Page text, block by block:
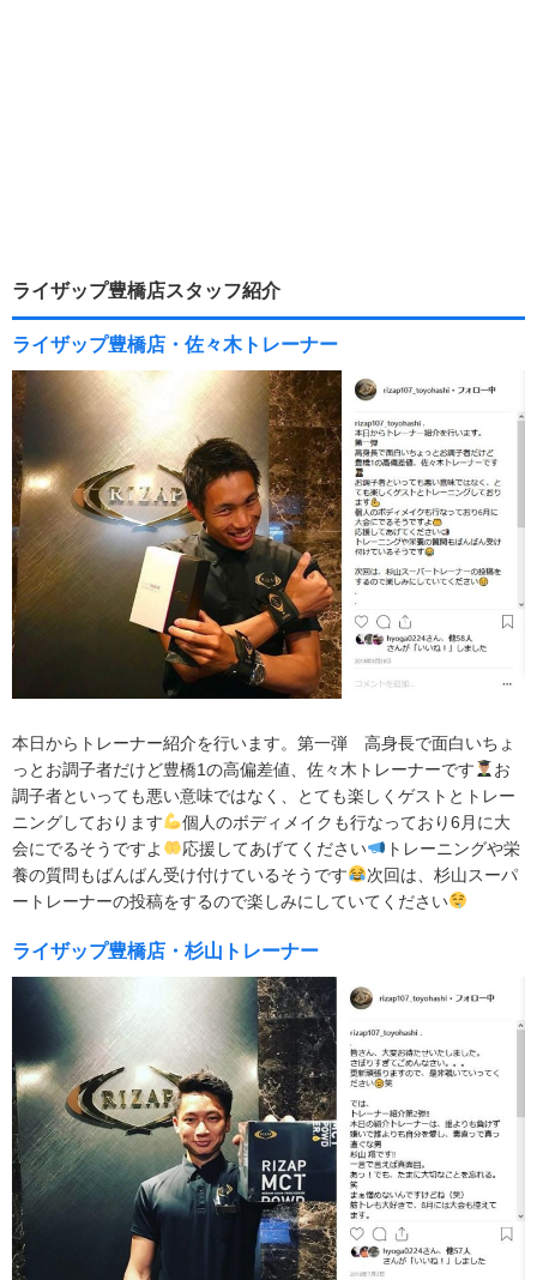
ライザップ豊橋店スタッフ紹介
ライザップ豊橋店・佐々木トレーナー
本日からトレーナー紹介を行います。第一弾 高身長で面白いちょ
っとお調子者だけど豊橋1の高偏差値、佐々木トレーナーです
お
調子者といっても悪い意味ではなく、とても楽しくゲストとトレー
ニングしております
個人のボディメイクも行なっており6月に大
会にでるそうですよ
応援してあげてください
トレーニングや栄
養の質問もばんばん受け付けているそうです
次回は、杉山スーパ
ートレーナーの投稿をするので楽しみにしていてください
ライザップ豊橋店・杉山トレーナー